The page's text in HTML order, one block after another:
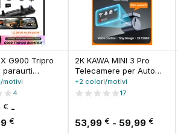
G900 Tripro
paraurti
cruscotto
retrovisore
scheda
motivi
4
€ -
€ Fascia di prezzo: da 378,99 € a
2K KAWA MINI 3 Pro
Telecamere per Auto
DVR Piccola Dash Cam
24 Parcheggio Auto
Dashcam per Auto
+2 colori/motivi
17
53,99 € - 59,99 €